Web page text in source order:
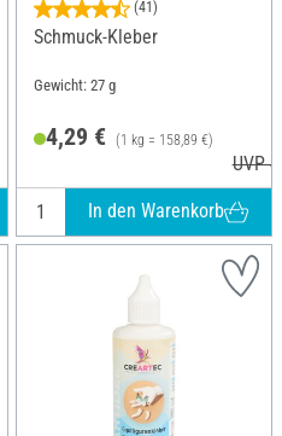
(41)
Schmuck-Kleber
Gewicht: 27 g
4,29 € (1 kg = 158,89 €)
UVP
In den Warenkorb